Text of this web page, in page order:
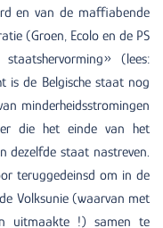
en van de maffiabende
(Groen, Ecolo en de PS
(lees:
is de Belgische staat nog
minderheidsstromingen
die het einde van het
dezelfde staat nastreven.
teruggedeinsd om in de
Volksunie (waarvan met
uitmaakte !) samen te